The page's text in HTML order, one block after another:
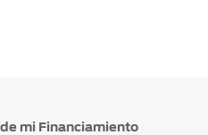
mi Financiamiento